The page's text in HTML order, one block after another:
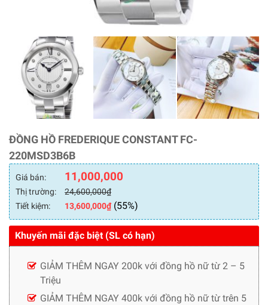
ĐỒNG HỒ FREDERIQUE CONSTANT FC-
220MSD3B6B
Giá bán: 11,000,000
Thị trường: 24,600,000₫
Tiết kiệm:
13,600,000₫(55%)
Khuyến mãi đặc biệt (SL có hạn)
GIẢM THÊM NGAY 200k với đồng hồ nữ từ 2 – 5
Triệu
GIẢM THÊM NGAY 400k với đồng hồ nữ từ trên 5